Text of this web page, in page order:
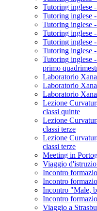
Tutoring inglese
Tutoring inglese
Tutoring inglese
Tutoring inglese
Tutoring inglese
Tutoring inglese
Tutoring inglese
primo
Laboratorio
Laboratorio
Laboratorio
Lezione
classi quinte
Lezione
classi terze
Lezione
classi terze
Meeting in
Viaggio
Incontro
Incontro
Incontro "Male,
Incontro
Viaggio a